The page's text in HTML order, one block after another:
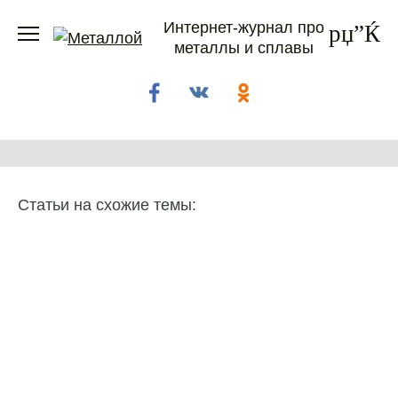
Интернет-журнал про
металлы и сплавы
Статьи на схожие темы: